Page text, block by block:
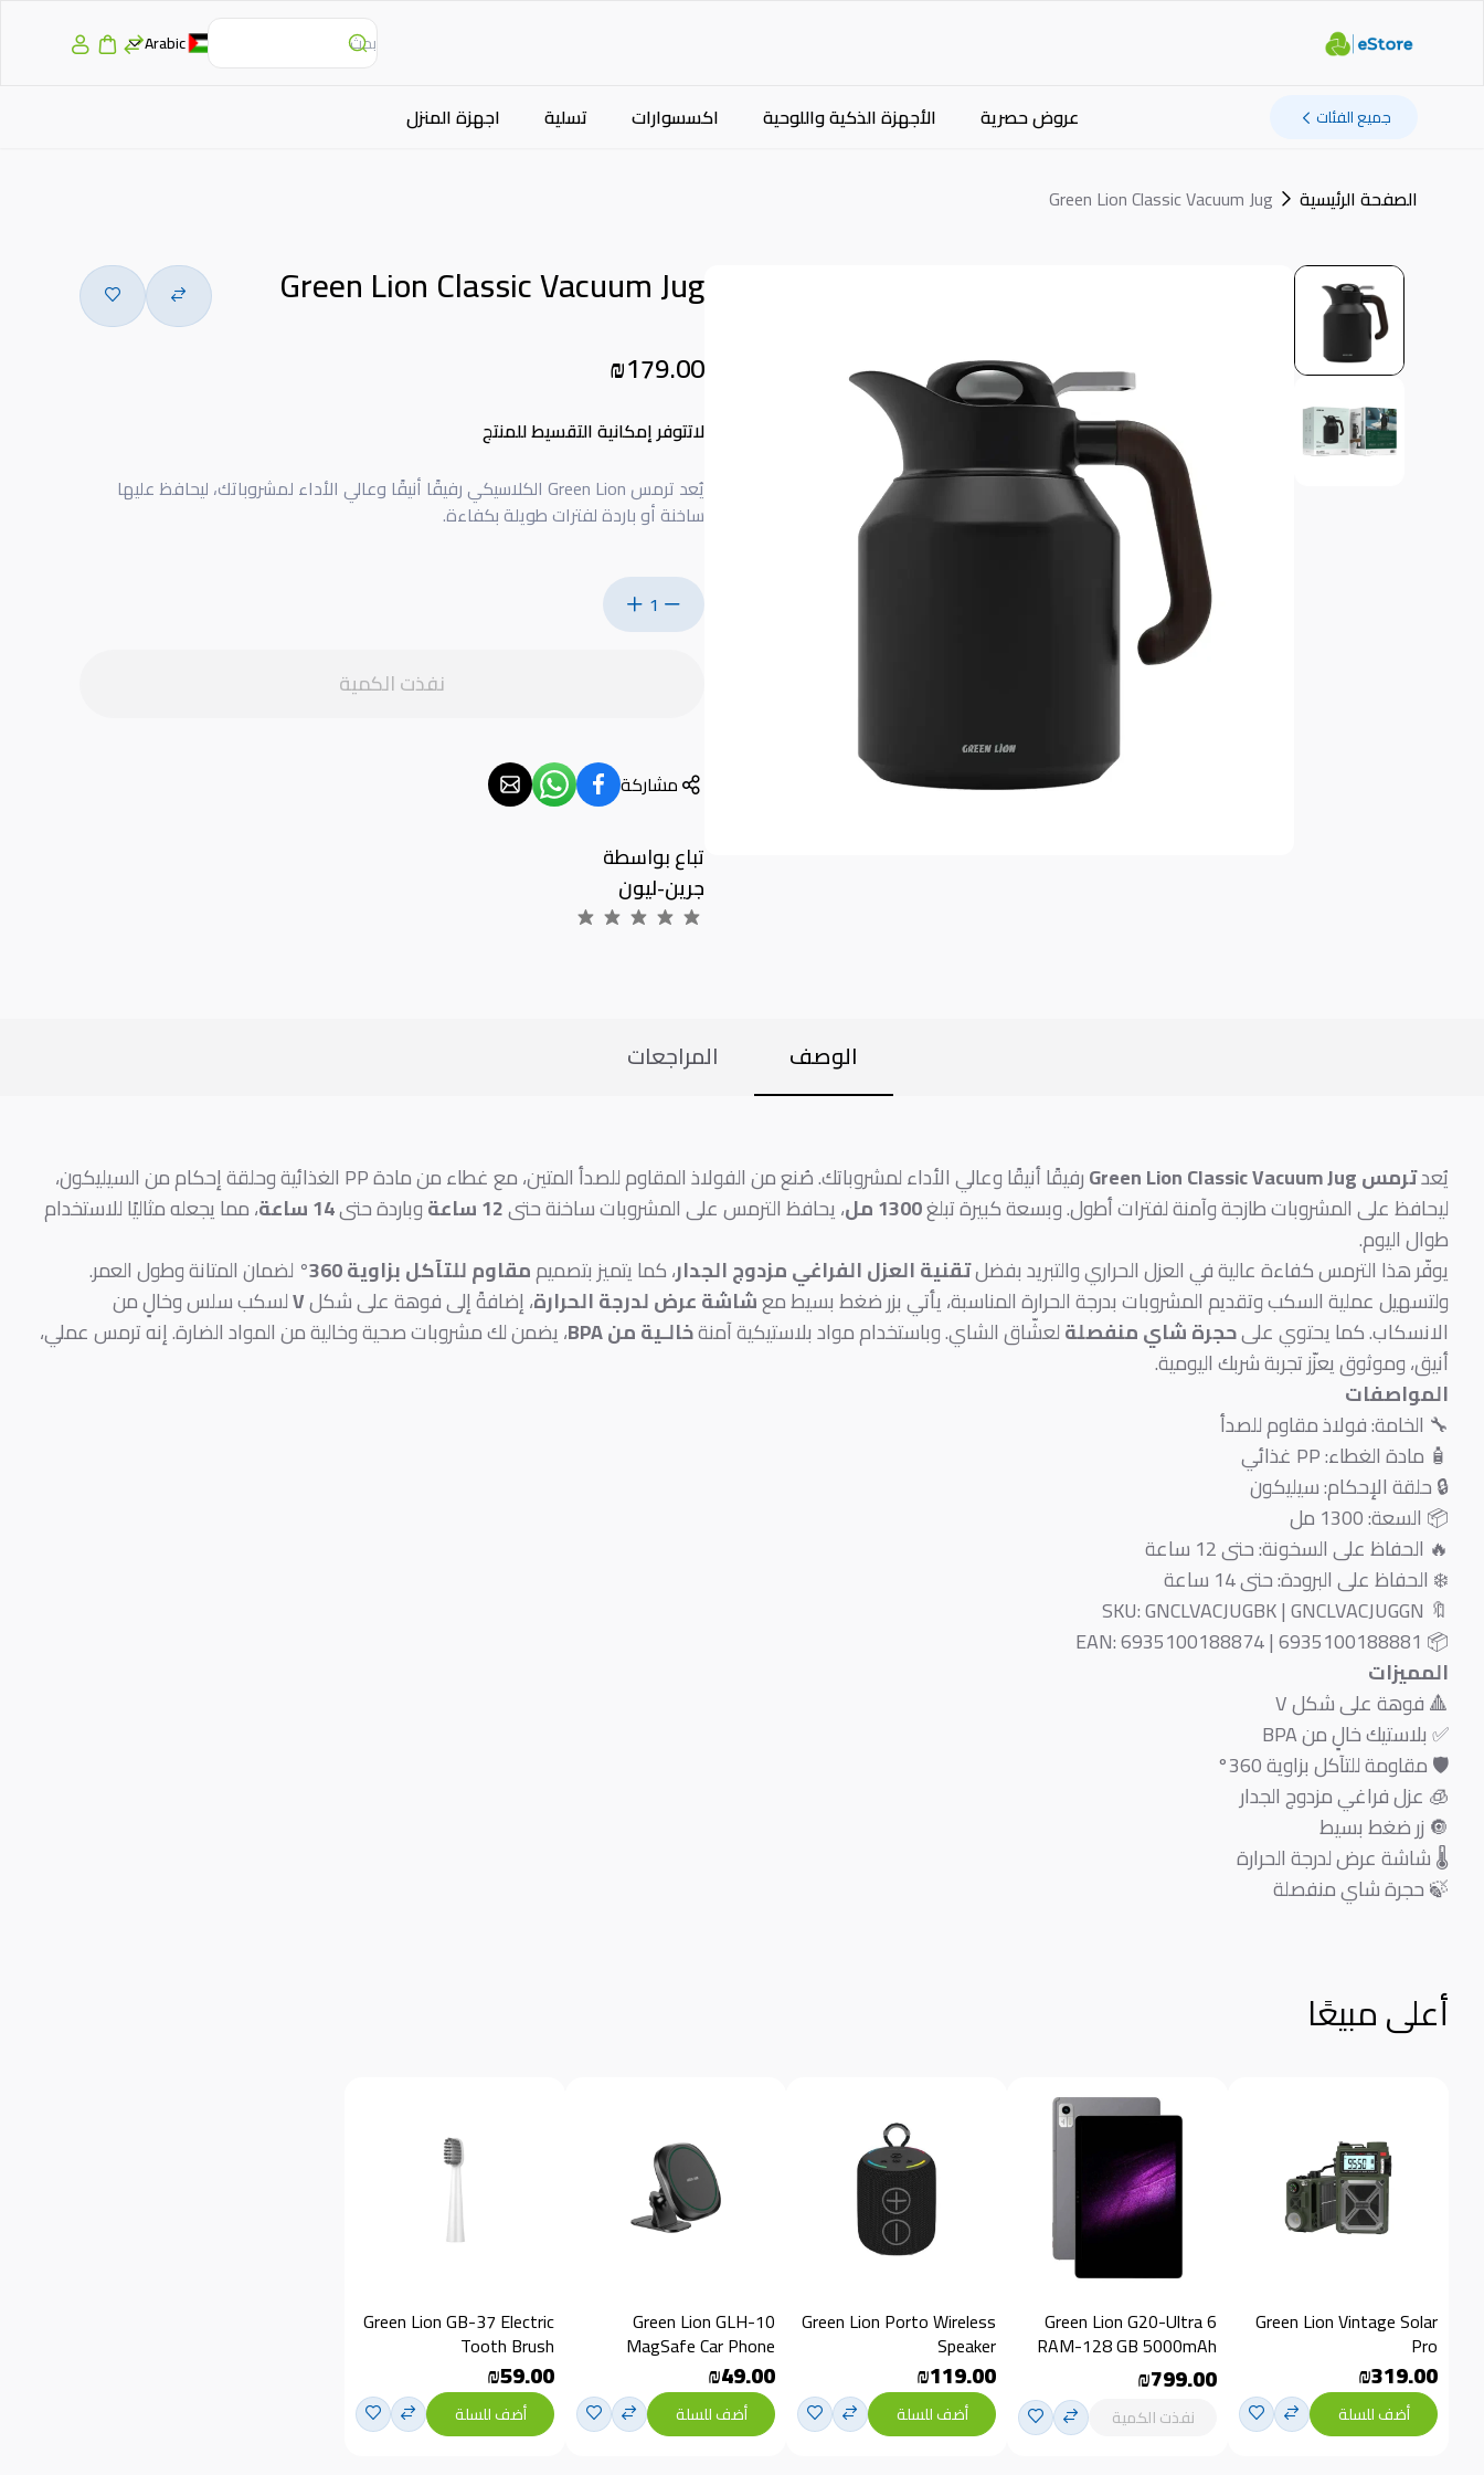
Arabic
جميع الفئات عروض حصرية الأجهزة الذكية واللوحية اكسسوارات تسلية اجهزة المنزل
الصفحة الرئيسية Green Lion Classic Vacuum Jug
Green Lion Classic Vacuum Jug
₪179.00
لاتتوفر إمكانية التقسيط للمنتج
يُعد ترمس Green Lion الكلاسيكي رفيقًا أنيقًا وعالي الأداء لمشروباتك، ليحافظ عليها
ساخنة أو باردة لفترات طويلة بكفاءة.
1
نفذت الكمية
مشاركة
تباع بواسطة
جرين-ليون
الوصف المراجعات
يُعدترمس Green Lion Classic Vacuum Jug
رفيقًا أنيقًا وعالي الأداء لمشروباتك. صُنع من الفولاذ المقاوم للصدأ المتين، مع غطاء من مادة PP الغذائية وحلقة إحكام من السيليكون،
ليحافظ على المشروبات طازجة وآمنة لفترات أطول. وبسعة كبيرة تبلغ1300 مل ، يحافظ الترمس على المشروبات ساخنة حتى12 ساعة وباردة حتى14 ساعة
، مما يجعله مثاليًا للاستخدام
طوال اليوم.
يوفّر هذا الترمس كفاءة عالية في العزل الحراري والتبريد بفضلتقنية العزل الفراغي مزدوج الجدار، كما يتميز بتصميممقاوم للتآكل بزاوية 360°
لضمان المتانة وطول العمر.
ولتسهيل عملية السكب وتقديم المشروبات بدرجة الحرارة المناسبة، يأتي بزر ضغط بسيط معشاشة عرض لدرجة الحرارة، إضافةً إلى فوهة على شكلVلسكب سلس وخالٍ من
الانسكاب. كما يحتوي علىحجرة شاي منفصلةلعشّاق الشاي. وباستخدام مواد بلاستيكية آمنةخالـية من BPA
، يضمن لك مشروبات صحية وخالية من المواد الضارة. إنه ترمس عملي،
أنيق، وموثوق يعزّز تجربة شربك اليومية.
المواصفات
🔧 الخامة: فولاذ مقاوم للصدأ
🧴 مادة الغطاء: PP غذائي
🔒 حلقة الإحكام: سيليكون
📦 السعة: 1300 مل
🔥 الحفاظ على السخونة: حتى 12 ساعة
❄️ الحفاظ على البرودة: حتى 14 ساعة
🔖 SKU: GNCLVACJUGBK | GNCLVACJUGGN
📦 EAN: 6935100188874 | 6935100188881
المميزات
🔺 فوهة على شكل V
✅ بلاستيك خالٍ من BPA
🛡️ مقاومة للتآكل بزاوية 360°
🧊 عزل فراغي مزدوج الجدار
🔘 زر ضغط بسيط
🌡️ شاشة عرض لدرجة الحرارة
🍃 حجرة شاي منفصلة
أعلى مبيعًا
Green Lion Vintage Solar
Pro
₪319.00
أضف للسلة
Green Lion G20-Ultra 6
RAM-128 GB 5000mAh
₪799.00
نفذت الكمية
Green Lion Porto Wireless
Speaker
₪119.00
أضف للسلة
Green Lion GLH-10
MagSafe Car Phone
Holder
₪49.00
أضف للسلة
Green Lion GB-37 Electric
Tooth Brush
₪59.00
أضف للسلة